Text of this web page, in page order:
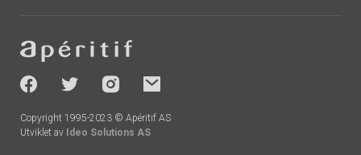
-
socials
Copyright 1995-2023 © Apéritif AS
Utviklet av Ideo Solutions AS